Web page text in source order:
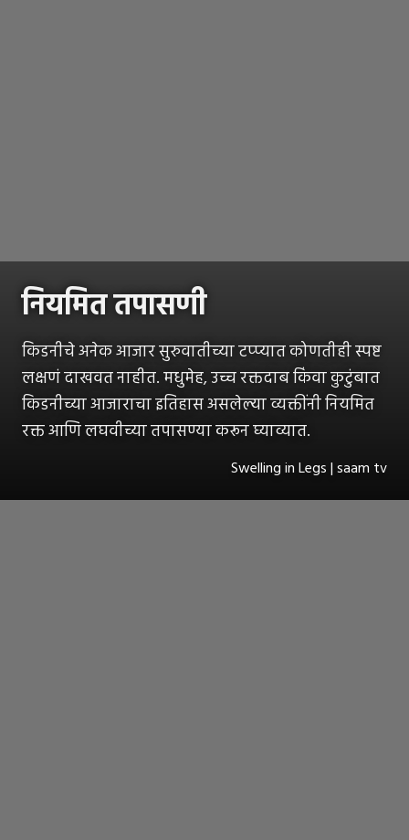
नियमित तपासणी
किडनीचे अनेक आजार सुरुवातीच्या टप्प्यात कोणतीही स्पष्ट
लक्षणं दाखवत नाहीत. मधुमेह, उच्च रक्तदाब किंवा कुटुंबात
किडनीच्या आजाराचा इतिहास असलेल्या व्यक्तींनी नियमित
रक्त आणि लघवीच्या तपासण्या करून घ्याव्यात.
Swelling in Legs | saam tv